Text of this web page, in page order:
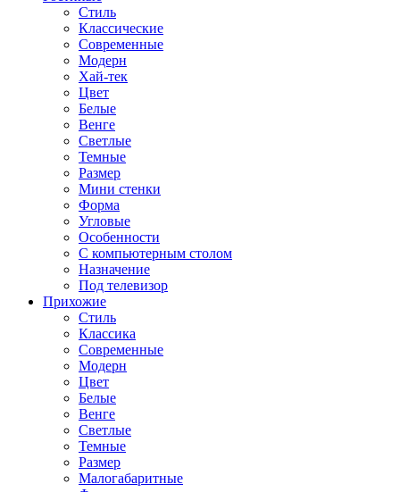
Стиль
Классические
Современные
Модерн
Хай-тек
Цвет
Белые
Венге
Светлые
Темные
Размер
Мини стенки
Форма
Угловые
Особенности
С компьютерным столом
Назначение
Под телевизор
Прихожие
Стиль
Классика
Современные
Модерн
Цвет
Белые
Венге
Светлые
Темные
Размер
Малогабаритные